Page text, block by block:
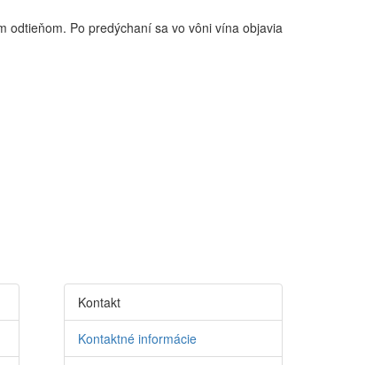
odtieňom. Po predýchaní sa vo vôni vína objavia
Kontakt
Kontaktné informácie